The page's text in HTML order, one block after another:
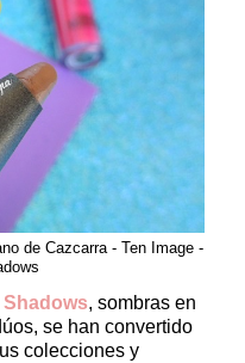
de Cazcarra - Ten Image -
Shadows, sombras en
se han convertido
colecciones y